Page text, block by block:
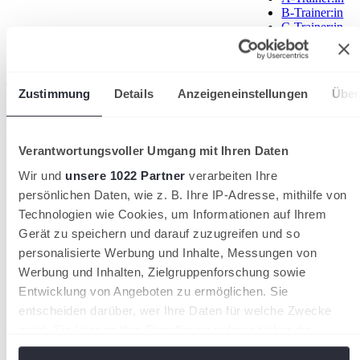
Zustimmung Details Anzeigeneinstellungen
Verantwortungsvoller Umgang mit Ihren Daten
Wir und unsere 1022 Partner verarbeiten Ihre
persönlichen Daten, wie z. B. Ihre IP-Adresse, mithilfe von
Technologien wie Cookies, um Informationen auf Ihrem
Gerät zu speichern und darauf zuzugreifen und so
personalisierte Werbung und Inhalte, Messungen von
Werbung und Inhalten, Zielgruppenforschung sowie
Entwicklung von Angeboten zu ermöglichen. Sie
entscheiden darüber, wer Ihre Daten für welche Zwecke
Cookie-Erklärung oder durch Klicken auf das Privacy
B-Trainer:in
C-Trainer:in
Traineraus- und -fortbildung
den Themen Traineraus- und -fortbildung auseinander und bieten
folgenden Seiten und erfahre alles zu den Traineraus- und -
fortbildungsmöglichkeiten.
Trainer:in werden!
Trainer oder Trainerin sein, ist ein Job, der dir jeden Tag Spaß
macht und sehr abwechslungsreich ist. Hier erfährst du alles
Wissenswerte zur Traineraus- und Fortbildung.